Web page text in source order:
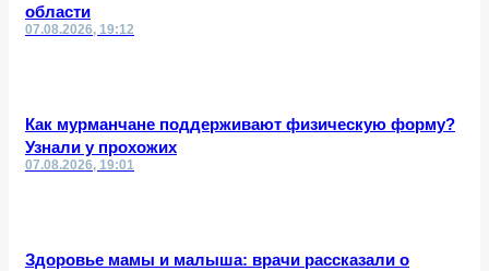
области
07.08.2026, 19:12
Как мурманчане поддерживают физическую форму?
Узнали у прохожих
07.08.2026, 19:01
Здоровье мамы и малыша: врачи рассказали о